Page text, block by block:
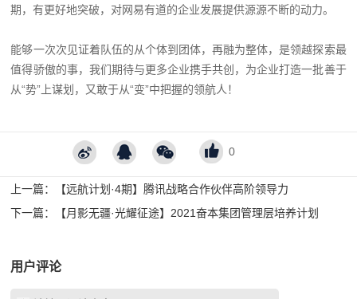
期，有更好地突破，对网易有道的企业发展提供源源不断的动力。
能够一次次见证着队伍的从个体到团体，再融为整体，是领越探索最
值得骄傲的事，我们期待与更多企业携手共创，为企业打造一批善于
从“势”上谋划，又敢于从“变”中把握的领航人！
0
上一篇：
【远航计划·4期】腾讯战略合作伙伴高阶领导力
下一篇：
【月影无疆·光耀征途】2021奋本集团管理层培养计划
用户评论